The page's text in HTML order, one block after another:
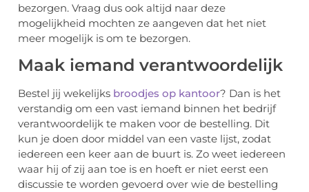
bezorgen. Vraag dus ook altijd naar deze
mogelijkheid mochten ze aangeven dat het niet
meer mogelijk is om te bezorgen.
Maak iemand verantwoordelijk
Bestel jij wekelijks broodjes op kantoor? Dan is het
verstandig om een vast iemand binnen het bedrijf
verantwoordelijk te maken voor de bestelling. Dit
kun je doen door middel van een vaste lijst, zodat
iedereen een keer aan de buurt is. Zo weet iedereen
waar hij of zij aan toe is en hoeft er niet eerst een
discussie te worden gevoerd over wie de bestelling